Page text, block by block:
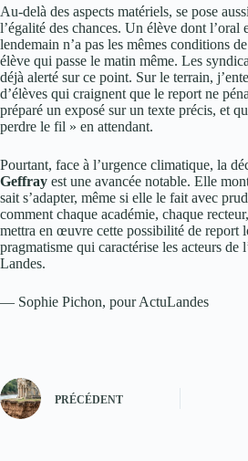
Au-delà des aspects matériels, se pose
l’égalité des chances. Un élève dont l’oral
lendemain n’a pas les mêmes conditions
élève qui passe le matin même. Les
déjà alerté sur ce point. Sur le terrain,
d’élèves qui craignent que le report ne
préparé un exposé sur un texte précis, et
perdre le fil » en attendant.
Pourtant, face à l’urgence climatique, la
Geffray est une avancée notable. Elle
sait s’adapter, même si elle le fait avec
comment chaque académie, chaque
mettra en œuvre cette possibilité de report
pragmatisme qui caractérise les acteurs de
Landes.
— Sophie Pichon, pour ActuLandes
PRÉCÉDENT